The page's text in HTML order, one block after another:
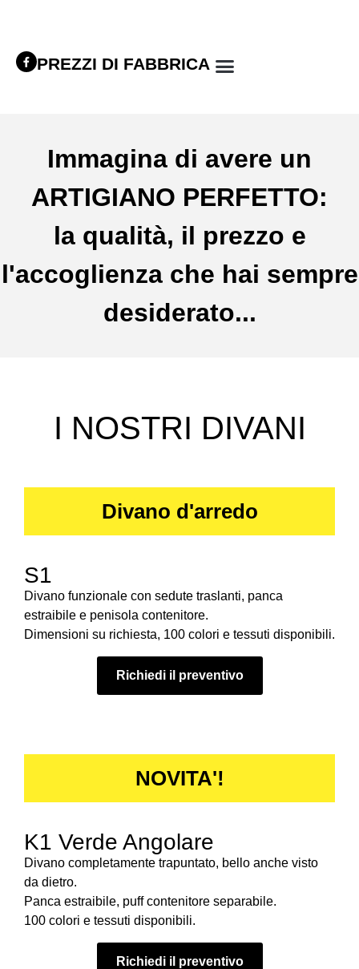
PREZZI DI FABBRICA
Immagina di avere un
ARTIGIANO PERFETTO:
la qualità, il prezzo e
l'accoglienza che hai sempre
desiderato...
I NOSTRI DIVANI
Divano d'arredo
S1
Divano funzionale con sedute traslanti, panca
estraibile e penisola contenitore.
Dimensioni su richiesta, 100 colori e tessuti disponibili.
Richiedi il preventivo
NOVITA'!
K1 Verde Angolare
Divano completamente trapuntato, bello anche visto
da dietro.
Panca estraibile, puff contenitore separabile.
100 colori e tessuti disponibili.
Richiedi il preventivo